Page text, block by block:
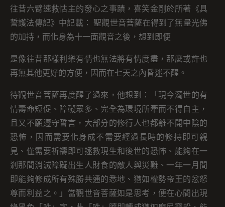
往昔六臂速救怙主的發心之事蹟，喜笑金剛於所著《具
誓護法傳記》中記載： 聖觀世音菩薩在得到了無量光佛
的加持，而化身為十一面觀音之後，想到即便
是像往昔那樣利樂有情也無法將有情度盡，那麼或許也
再無其他更好的方便，因而在七天之內昏迷不醒。
待觀世音菩薩再度醒了過來，他想到：「現今濁世的有
情壽命短促、障礙眾多、完全為環境所牽而不得自主，
且又不願遵守誓言，大部分的修行人也都離不開中陰的
恐怖，因而需要化身成不需要經過長時的修持即可親
見、僅需要祈禱即可拯救現生和後世的恐怖、能夠在一
剎那間消滅障礙出生人財食的敵人與災難、一年一月間
即能夠修成所有殊勝共通的悉地、猶如權勢帝王的忿怒
尊而利益之。」當觀世音菩薩如是思考，便在心間出現